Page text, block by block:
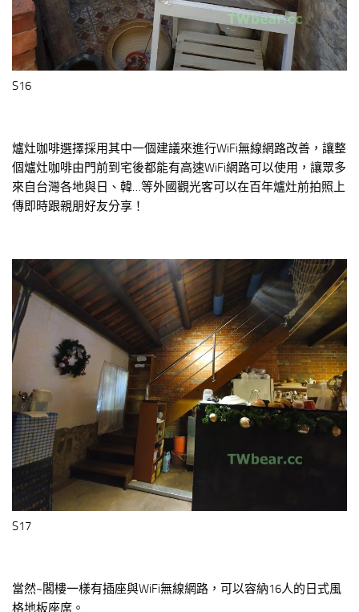
S16
爐灶咖啡選擇採用其中一個建議來進行WiFi無線網路改善，讓整
個爐灶咖啡由門前到宅後都能有高速WiFi網路可以使用，讓眾多
來自台灣各地與日、韓…等外國觀光客可以在百年爐灶前拍照上
傳即時跟親朋好友分享！
S17
當然~閣樓一樣有插座與WiFi無線網路，可以容納16人的日式風
格地板座席。